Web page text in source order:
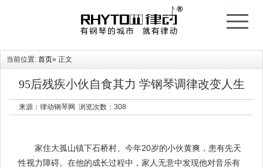
e
i
g
t
o
当前位置: 首页» 正文
95后残疾小伙自食其力 学钢琴调律改变人生
来源：律动钢琴网 浏览次数： 308
家住大孤山镇下石桥村、今年20岁的小伙黄爽，患有先天
性视力障碍。在他的成长过程中，家人无意中发现他对音乐有